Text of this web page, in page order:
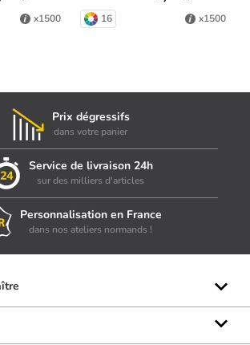
x1500 16 x1500
Prix dégressifs
dans votre panier
Service de livraison 24h
sur des milliers d'articles
Personnalisation en France
dans nos ateliers normands !